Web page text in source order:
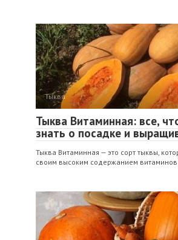
Тыква
Тыква Витаминная: все,
знать о посадке и
Тыква Витаминная — это сорт тыквы,
своим высоким содержанием